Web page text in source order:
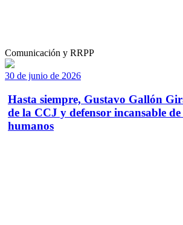
Comunicación y RRPP
30 de junio de 2026
Hasta siempre, Gustavo Gallón
de la CCJ y defensor incansable de
humanos